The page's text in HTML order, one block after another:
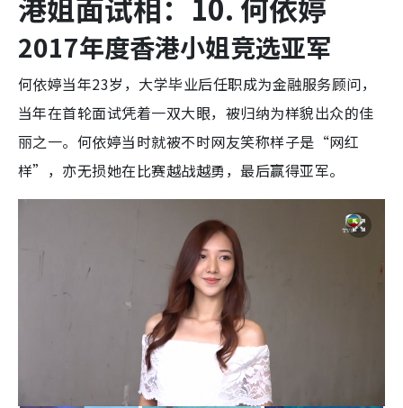
2017年度香港小姐竞选亚军
何依婷当年23岁，大学毕业后任职成为金融服务顾问，
当年在首轮面试凭着一双大眼，被归纳为样貌出众的佳
丽之一。何依婷当时就被不时网友笑称样子是“网红
样”，亦无损她在比赛越战越勇，最后赢得亚军。